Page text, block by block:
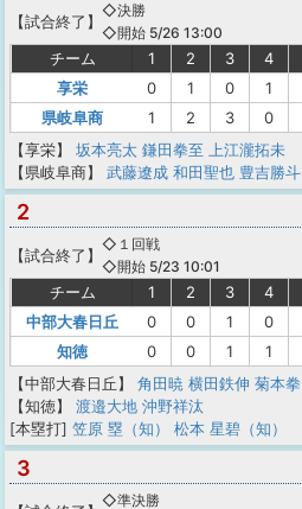
【試合終了 】
◇決勝
◇開始 5/26 13:00
チーム 1 2 3 4
享栄
0 1 0 1
県岐阜商
1 2 3 0
【享栄】
坂本亮太 鎌田拳至 上江瀧拓未
【県岐阜商】
武藤遼成 和田聖也 豊吉勝斗
2
【試合終了 】
◇１回戦
◇開始 5/23 10:01
チーム 1 2 3 4
中部大春日丘
0 0 1 0
知徳
0 0 1 1
【中部大春日丘】
角田暁 横田鉄伸 菊本拳
【知徳】
渡邉大地 沖野祥汰
[本塁打] 笠原 塁（知） 松本 星碧（知）
3
◇準決勝